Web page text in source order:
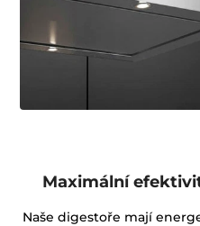
Maximální
Naše digestoře mají